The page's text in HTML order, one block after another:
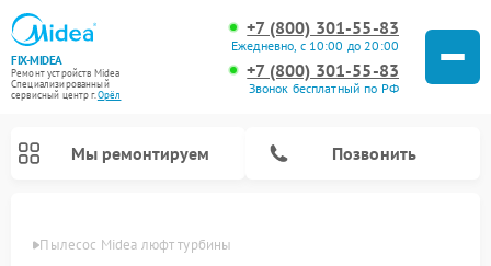
FIX-MIDEA
Ремонт устройств Midea
Специализированный
cервисный центр г.Орёл
+7 (800) 301-55-83
Ежедневно, с 10:00 до 20:00
+7 (800) 301-55-83
Звонок бесплатный по РФ
Мы ремонтируем Позвонить
Пылесос Midea люфт турбины